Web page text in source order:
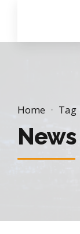
Home Tag
News